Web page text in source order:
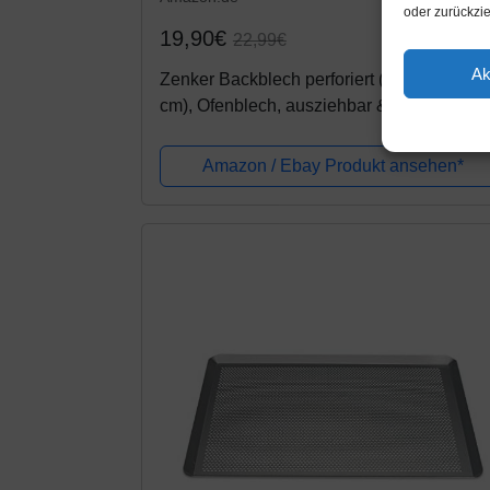
oder
19,90€ 22,99€
Zenker Backblech perforiert (52-37 cm x
cm), Ofenblech, ausziehbar & verstellbar,
Kuchen, Pizza & Plätzchen
Amazon / Ebay Produkt ansehen*